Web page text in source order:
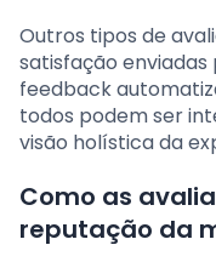
Outros tipos de
satisfação
feedback
todos podem ser
visão holística da
Como as
reputação da